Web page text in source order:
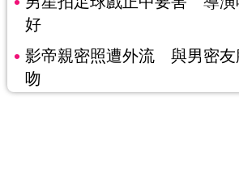
好
影帝親密照遭外流 與男密友
吻